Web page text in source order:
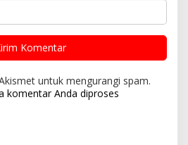
untuk mengurangi spam.
komentar Anda diproses